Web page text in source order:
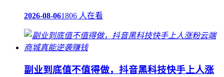
2026-08-061806 人在看
副业到底值不值得做，抖音黑科技快手上人涨